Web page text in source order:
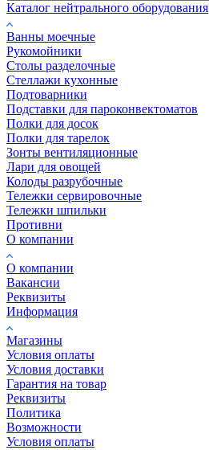
Каталог нейтрального оборудования
Ванны моечные
Рукомойники
Столы разделочные
Стеллажи кухонные
Подтоварники
Подставки для пароконвектоматов
Полки для досок
Полки для тарелок
Зонты вентиляционные
Лари для овощей
Колоды разрубочные
Тележки сервировочные
Тележки шпильки
Противни
О компании
О компании
Вакансии
Реквизиты
Информация
Магазины
Условия оплаты
Условия доставки
Гарантия на товар
Реквизиты
Политика
Возможности
Условия оплаты